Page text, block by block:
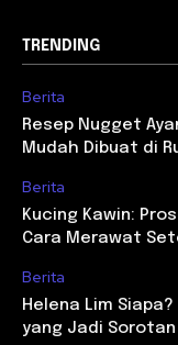
TRENDING
Berita
Resep Nugget
Mudah Dibuat di
Berita
Kucing Kawin:
Cara Merawat
Berita
Helena Lim
yang Jadi Sorotan